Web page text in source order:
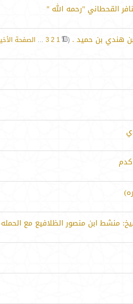
القحطاني "رحمه الله "
بن هندي بن حميد . (
1
2
3
... الصفحة
منشط ابن منصور الظلافيع مع الحمله